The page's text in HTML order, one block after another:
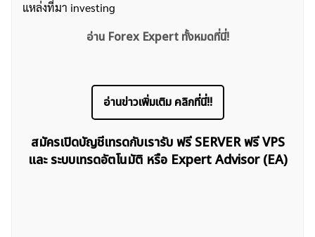
แหล่งที่มา investing
อ่าน Forex Expert ทั้งหมดที่นี่!
อ่านข่าวเพิ่มเติม คลิกที่นี่!!
สมัครเปิดบัญชีเทรดกับเรารับ ฟรี SERVER ฟรี VPS
และ ระบบเทรดอัตโนมัติ หรือ Expert Advisor (EA)